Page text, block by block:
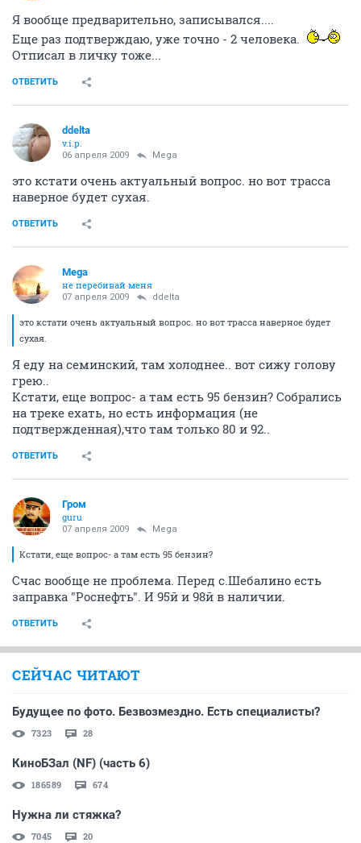
Я вообще предварительно, записывался....
Еще раз подтверждаю, уже точно - 2 человека.
Отписал в личку тоже...
ОТВЕТИТЬ
ddelta
v.i.p.
06 апреля 2009 Mega
это кстати очень актуальный вопрос. но вот трасса
наверное будет сухая.
ОТВЕТИТЬ
Mega
не перебивай меня
07 апреля 2009 ddelta
это кстати очень актуальный вопрос. но вот трасса наверное будет
сухая.
Я еду на семинский, там холоднее.. вот сижу голову
грею..
Кстати, еще вопрос- а там есть 95 бензин? Собрались
на треке ехать, но есть информация (не
подтвержденная),что там только 80 и 92..
ОТВЕТИТЬ
Гром
guru
07 апреля 2009 Mega
Кстати, еще вопрос- а там есть 95 бензин?
Счас вообще не проблема. Перед с.Шебалино есть
заправка "Роснефть". И 95й и 98й в наличии.
ОТВЕТИТЬ
СЕЙЧАС ЧИТАЮТ
Будущее по фото. Безвозмездно. Есть специалисты?
7323 28
КиноБЗал (NF) (часть 6)
186589 674
Нужна ли стяжка?
7045 20